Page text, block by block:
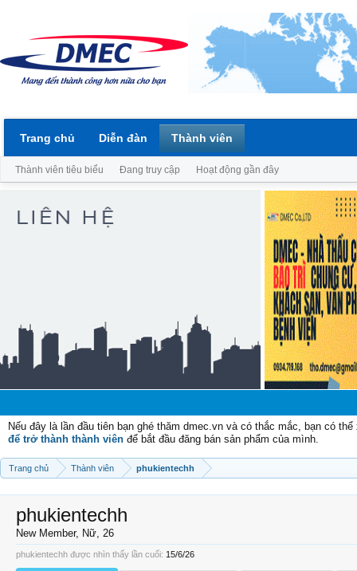
Nếu đây là lần đầu tiên bạn ghé thăm dmec.vn và có thắc mắc, bạn có
để trở thành thành viên để bắt đầu đăng bán sản phẩm của mình.
Trang chủ Thành viên phukientechh
phukientechh
New Member, Nữ, 26
phukientechh được nhìn thấy lần cuối: 15/6/26
Trang chủ Diễn đàn Thành viên
Thành viên tiêu biểu Đang truy cập Hoạt động gần đây